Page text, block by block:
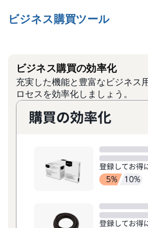
ビジネス購買ツール
ビジネス購買の効率化
充実した機能と豊富なビジネス
ロセスを効率化しましょう。